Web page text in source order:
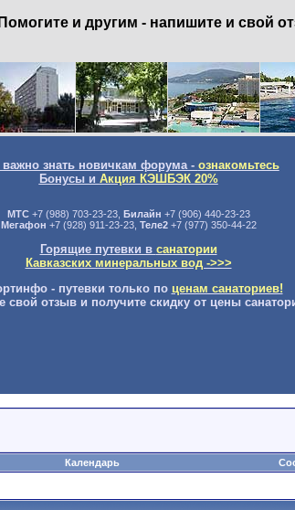
и другим - напишите и свой
важно знать новичкам форума - ознакомьтесь
Бонусы и Акция КЭШБЭК 20%
МТС+7 (988) 703-23-23, Билайн +7 (906) 440-23-23
Мегафон +7 (928) 911-23-23, Теле2+7 (977) 350-44-22
Горящие путевки в санатории
Кавказских минеральных вод ->>>
- путевки только по ценам санаториев!
свой отзыв и получите скидку от цены
Календарь